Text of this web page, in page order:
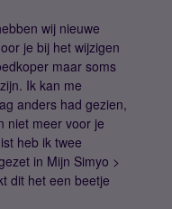
wij nieuwe
je bij het wijzigen
maar soms
Ik kan me
anders had gezien,
niet meer voor je
heb ik twee
in Mijn Simyo >
dit het een beetje